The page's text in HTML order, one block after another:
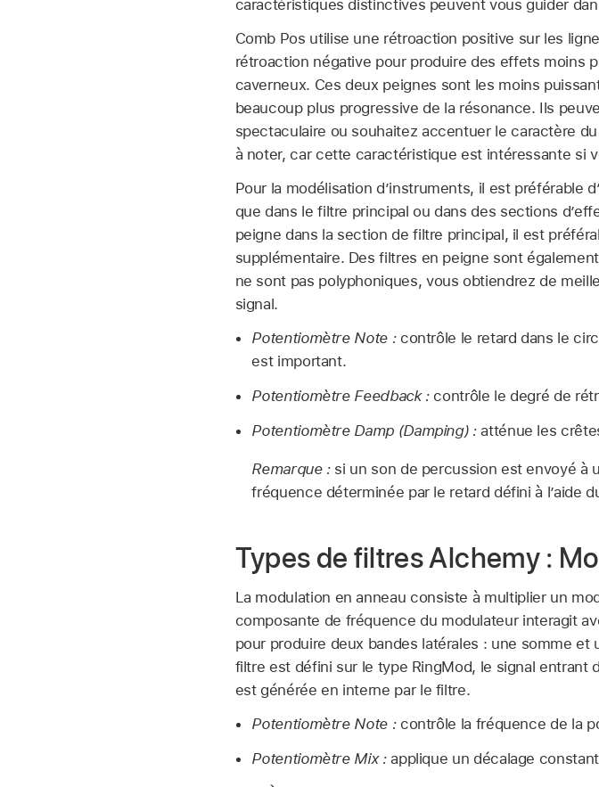
caractéristiques distinctives peuvent vous guider
Comb Pos utilise une rétroaction positive sur les
rétroaction négative pour produire des effets moins
caverneux. Ces deux peignes sont les moins
beaucoup plus progressive de la résonance. Ils
spectaculaire ou souhaitez accentuer le caractère
à noter, car cette caractéristique est intéressante si
Pour la modélisation d’instruments, il est préférable
que dans le filtre principal ou dans des sections
peigne dans la section de filtre principal, il est
supplémentaire. Des filtres en peigne sont
ne sont pas polyphoniques, vous obtiendrez de
signal.
Potentiomètre Note :contrôle le retard dans le
est important.
Potentiomètre Feedback :contrôle le degré de
Potentiomètre Damp (Damping) :atténue les
Remarque : si un son de percussion est envoyé à
fréquence déterminée par le retard défini à l’aide
Types de filtres Alchemy :
La modulation en anneau consiste à multiplier un
composante de fréquence du modulateur interagit
pour produire deux bandes latérales : une somme
filtre est défini sur le type RingMod, le signal entrant
est générée en interne par le filtre.
Potentiomètre Note :contrôle la fréquence de la
Potentiomètre Mix :applique un décalage